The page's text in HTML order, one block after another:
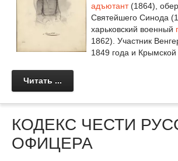
адъютант(1864),
Святейшего Синода
харьковский военный
1862). Участник
1849 года и Крымской
Читать ...
КОДЕКС ЧЕСТИ
ОФИЦЕРА